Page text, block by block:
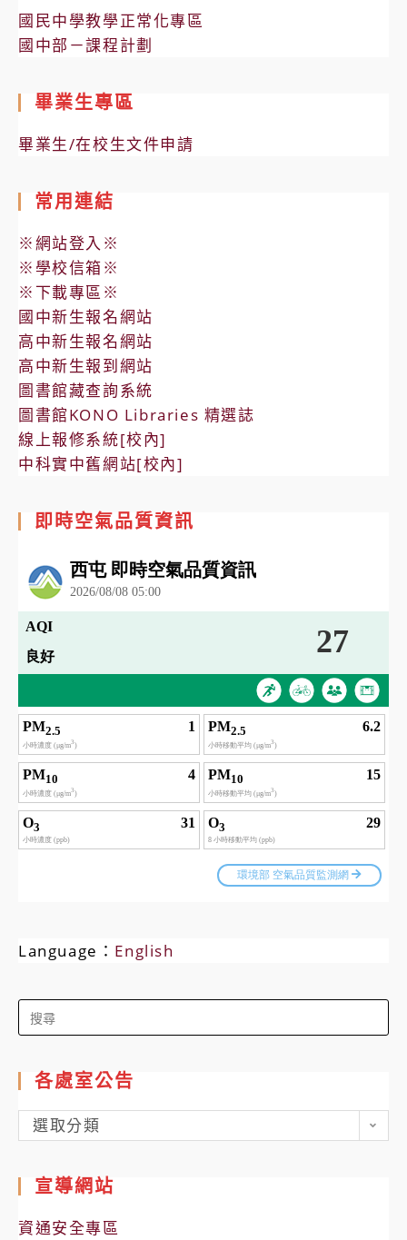
國民中學教學正常化專區
國中部－課程計劃
畢業生專區
畢業生/在校生文件申請
常用連結
※網站登入※
※學校信箱※
※下載專區※
國中新生報名網站
高中新生報名網站
高中新生報到網站
圖書館藏查詢系統
圖書館KONO Libraries 精選誌
線上報修系統[校內]
中科實中舊網站[校內]
即時空氣品質資訊
Language： English
Search
for:
各處室公告
各
處
公
告
選取分類
宣導網站
資通安全專區